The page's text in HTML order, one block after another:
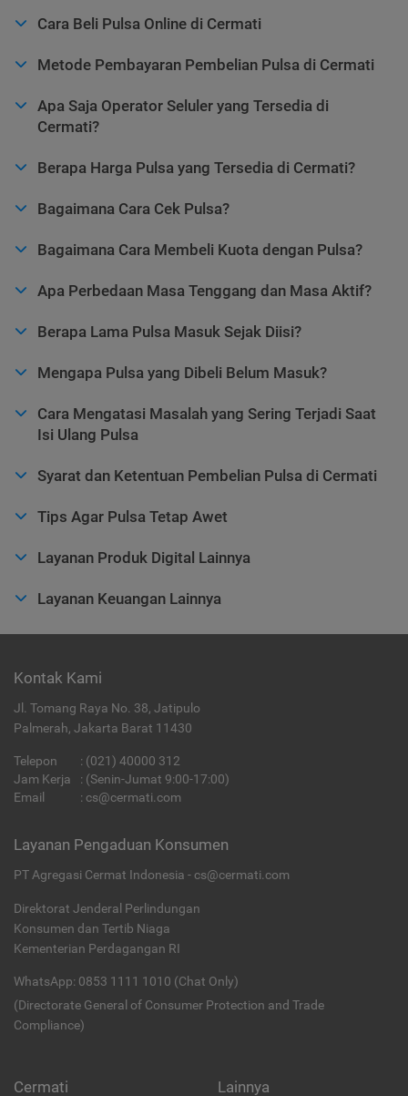
Cara Beli Pulsa Online di Cermati
Metode Pembayaran Pembelian Pulsa di Cermati
Apa Saja Operator Seluler yang Tersedia di
Cermati?
Berapa Harga Pulsa yang Tersedia di Cermati?
Bagaimana Cara Cek Pulsa?
Bagaimana Cara Membeli Kuota dengan Pulsa?
Apa Perbedaan Masa Tenggang dan Masa Aktif?
Berapa Lama Pulsa Masuk Sejak Diisi?
Mengapa Pulsa yang Dibeli Belum Masuk?
Cara Mengatasi Masalah yang Sering Terjadi Saat
Isi Ulang Pulsa
Syarat dan Ketentuan Pembelian Pulsa di Cermati
Tips Agar Pulsa Tetap Awet
Layanan Produk Digital Lainnya
Layanan Keuangan Lainnya
Kontak Kami
Jl. Tomang Raya No. 38, Jatipulo
Palmerah, Jakarta Barat 11430
Telepon : (021) 40000 312
Jam Kerja
: (Senin-Jumat 9:00-17:00)
Email
: cs@cermati.com
Layanan Pengaduan Konsumen
PT Agregasi Cermat Indonesia - cs@cermati.com
Direktorat Jenderal Perlindungan
Konsumen dan Tertib Niaga
Kementerian Perdagangan RI
WhatsApp: 0853 1111 1010 (Chat Only)
(Directorate General of Consumer Protection and Trade
Compliance)
Cermati Lainnya